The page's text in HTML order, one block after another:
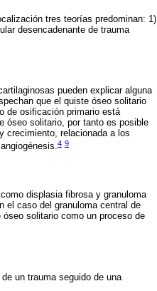
tres teorías predominan: 1)
desencadenante de trauma
pueden explicar alguna
que el quiste óseo solitario
de osificación primario está
óseo solitario, por tanto es posible
crecimiento, relacionada a los
4 9
displasia fibrosa y granuloma
el caso del granuloma central de
solitario como un proceso de
un trauma seguido de una